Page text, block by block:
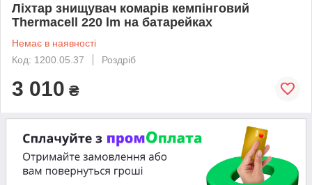
Ліхтар знищувач комарів кемпінговий
Thermacell 220 lm на батарейках
Немає в наявності
Код: 1200.05.37
Роздріб
3 010 ₴